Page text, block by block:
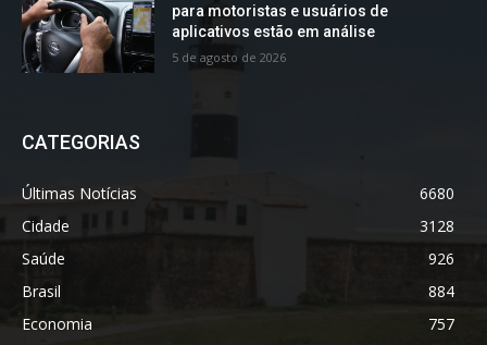
para motoristas e usuários de
aplicativos estão em análise
5 de agosto de 2026
CATEGORIAS
Últimas Notícias
6680
Cidade
3128
Saúde
926
Brasil
884
Economia
757